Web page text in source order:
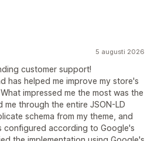
5 augusti 2026
customer support!
has helped me improve my store's
impressed me the most was the
me through the entire JSON-LD
schema from my theme, and
configured according to Google's